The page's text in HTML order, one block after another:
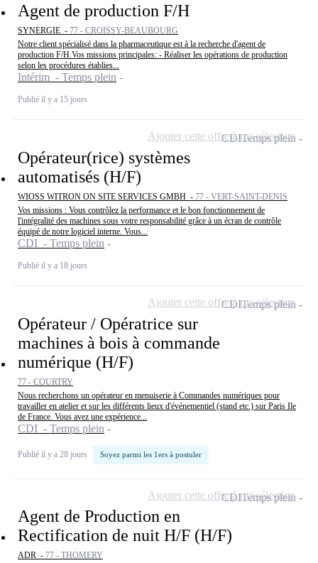
Agent de production F/H
SYNERGIE - 77 - CROISSY-BEAUBOURG
Notre client spécialisé dans la pharmaceutique est à la recherche d'agent de
production F/H.Vos missions principales: - Réaliser les opérations de production
selon les procédures établies...
Intérim - Temps plein
Publié il y a 15 jours
Opérateur(rice) systèmes
automatisés (H/F)
WIOSS WITRON ON SITE SERVICES GMBH - 77 - VERT-SAINT-DENIS
Vos missions : Vous contrôlez la performance et le bon fonctionnement de
l'intégralité des machines sous votre responsabilité grâce à un écran de contrôle
équipé de notre logiciel interne. Vous...
CDI - Temps plein
Publié il y a 18 jours
CDITemps plein
Ajouter cette offre à ma sélection
Opérateur / Opératrice sur
machines à bois à commande
numérique (H/F)
77 - COURTRY
Nous recherchons un opérateur en menuiserie à Commandes numériques pour
travailler en atelier et sur les différents lieux d'événementiel (stand etc.) sur Paris Ile
de France. Vous avez une expérience...
CDI - Temps plein
Publié il y a 28 jours Soyez parmi les 1ers à postuler
CDITemps plein
Ajouter cette offre à ma sélection
Agent de Production en
Rectification de nuit H/F (H/F)
ADR - 77 - THOMERY
CDITemps plein
Ajouter cette offre à ma sélection